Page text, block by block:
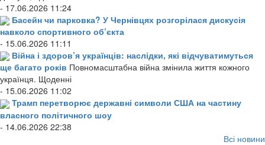
- 17.06.2026 11:24
Басейн чи парковка? У Чернівцях розгорілася дискусія
навколо спортивного об’єкта
- 15.06.2026 11:11
Війна і здоров’я українців: наслідки, які відчуватимуться
ще багато років Повномасштабна війна змінила життя кожного
українця. Щоденні
- 15.06.2026 11:02
Трамп перетворює державні символи США на частину
власного політичного шоу
- 14.06.2026 22:38
Всі новини